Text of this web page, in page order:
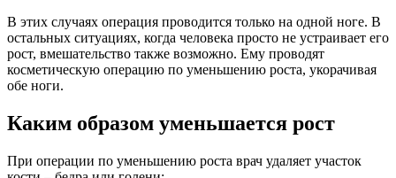
В этих случаях операция проводится только на одной ноге. В
остальных ситуациях, когда человека просто не устраивает его
рост, вмешательство также возможно. Ему проводят
косметическую операцию по уменьшению роста, укорачивая
обе ноги.
Каким образом уменьшается рост
При операции по уменьшению роста врач удаляет участок